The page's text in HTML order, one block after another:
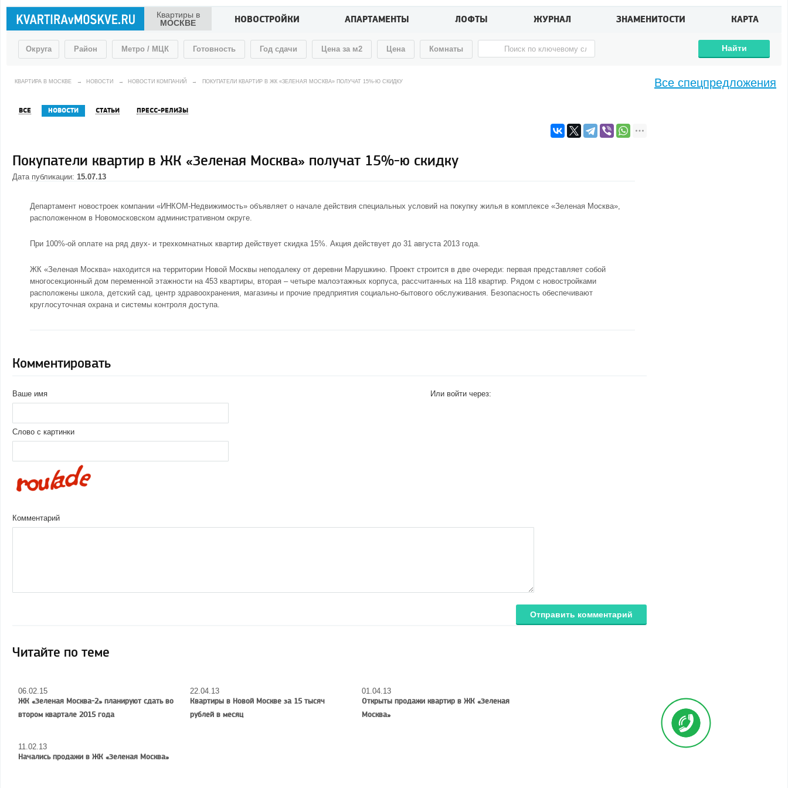
Квартиры в
МОСКВЕ
НОВОСТРОЙКИ АПАРТАМЕНТЫ ЛОФТЫ ЖУРНАЛ ЗНАМЕНИТОСТИ КАРТА
Округа Район Метро / МЦК Готовность Год сдачи Цена за м2 Цена Комнаты Найти
КВАРТИРА В МОСКВЕ → НОВОСТИ → НОВОСТИ КОМПАНИЙ → ПОКУПАТЕЛИ КВАРТИР В ЖК «ЗЕЛЕНАЯ МОСКВА» ПОЛУЧАТ 15%-Ю СКИДКУ
ВСЕ НОВОСТИ СТАТЬИ ПРЕСС-РЕЛИЗЫ
Покупатели квартир в ЖК «Зеленая Москва» получат 15%-ю скидку
Дата публикации: 15.07.13
Департамент новостроек компании «ИНКОМ-Недвижимость» объявляет о начале действия специальных условий на покупку жилья в комплексе «Зеленая Москва»,
расположенном в Новомосковском административном округе.
При 100%-ой оплате на ряд двух- и трехкомнатных квартир действует скидка 15%. Акция действует до 31 августа 2013 года.
ЖК «Зеленая Москва» находится на территории Новой Москвы неподалеку от деревни Марушкино. Проект строится в две очереди: первая представляет собой
многосекционный дом переменной этажности на 453 квартиры, вторая – четыре малоэтажных корпуса, рассчитанных на 118 квартир. Рядом с новостройками
расположены школа, детский сад, центр здравоохранения, магазины и прочие предприятия социально-бытового обслуживания. Безопасность обеспечивают
круглосуточная охрана и системы контроля доступа.
Комментировать
Ваше имя
Слово с картинки
Или войти через:
Комментарий
Отправить комментарий
Читайте по теме
06.02.15
ЖК «Зеленая Москва-2» планируют сдать во
втором квартале 2015 года
22.04.13
Квартиры в Новой Москве за 15 тысяч
рублей в месяц
01.04.13
Открыты продажи квартир в ЖК «Зеленая
Москва»
11.02.13
Начались продажи в ЖК «Зеленая Москва»
Все спецпредложения